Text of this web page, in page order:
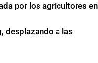
por los agricultores en
desplazando a las